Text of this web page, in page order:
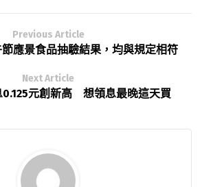
Previous Article
應景食品抽驗結果，均與規定相符
Next Article
元創新高 想領息最晚這天買